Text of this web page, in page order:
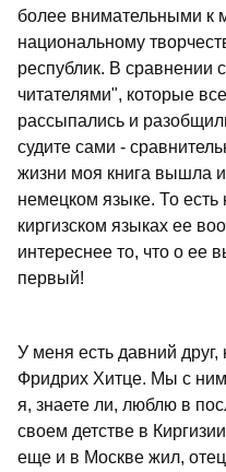
более внимательными к
национальному
республик. В сравнении
читателями", которые
рассыпались и
судите сами -
жизни моя книга вышла
немецком языке. То есть
киргизском языках ее
интереснее то, что о ее
первый!
У меня есть давний
Фридрих Хитце. Мы с
я, знаете ли, люблю в
своем детстве в
еще и в Москве жил,